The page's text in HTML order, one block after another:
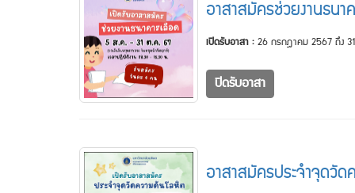
อาสาสมัครช่วยงานธน
เปิดรับอาสา :26 กรกฎาคม 2567 ถึง
ปิดรับอาสา
อาสาสมัครประจำจุดวั